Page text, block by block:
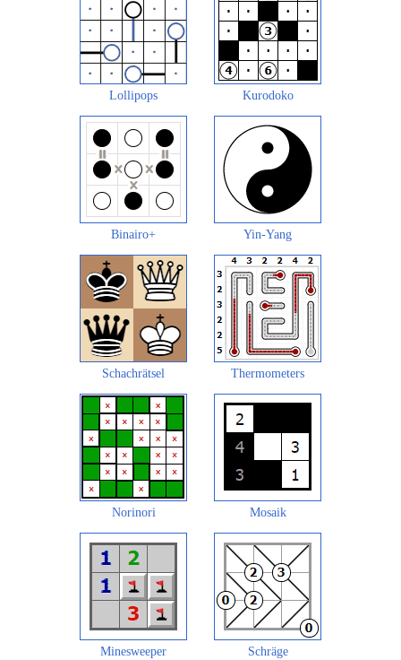
Lollipops Kurodoko
Binairo+ Yin-Yang
Schachrätsel Thermometers
Norinori Mosaik
Minesweeper Schräge